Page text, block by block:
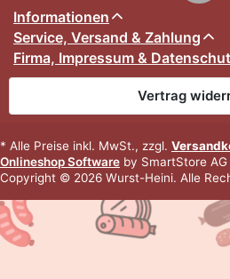
Informationen
Service, Versand & Zahlung
Firma, Impressum &
Vertrag
* Alle Preise inkl. MwSt., zzgl.
Onlineshop Software by SmartStore
Copyright © 2026 Wurst-Heini. Alle